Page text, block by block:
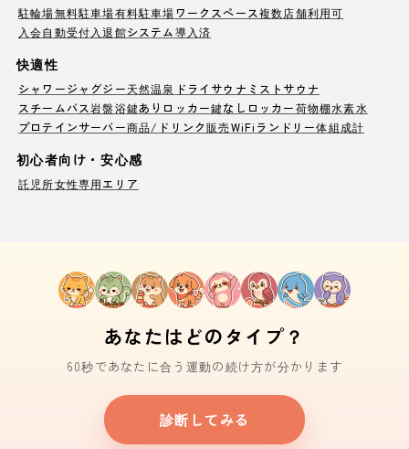
駐輪場無料駐車場有料駐車場ワークスペース複数店舗利用可
入会自動受付 入退館システム導入済
快適性
シャワージャグジー天然温泉 ドライサウナ ミストサウナ
スチームバス岩盤浴鍵ありロッカー鍵なしロッカー荷物棚水素水
プロテインサーバー商品/ドリンク販売WiFi ランドリー体組成計
初心者向け・安心感
託児所女性専用エリア
あなたはどのタイプ？
60秒であなたに合う運動の続け方が分かります
診断してみる